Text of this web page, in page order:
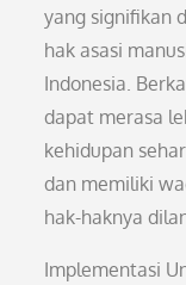
yang signifikan
hak asasi
Indonesia.
dapat merasa
kehidupan
dan memiliki
hak-haknya
Implementasi